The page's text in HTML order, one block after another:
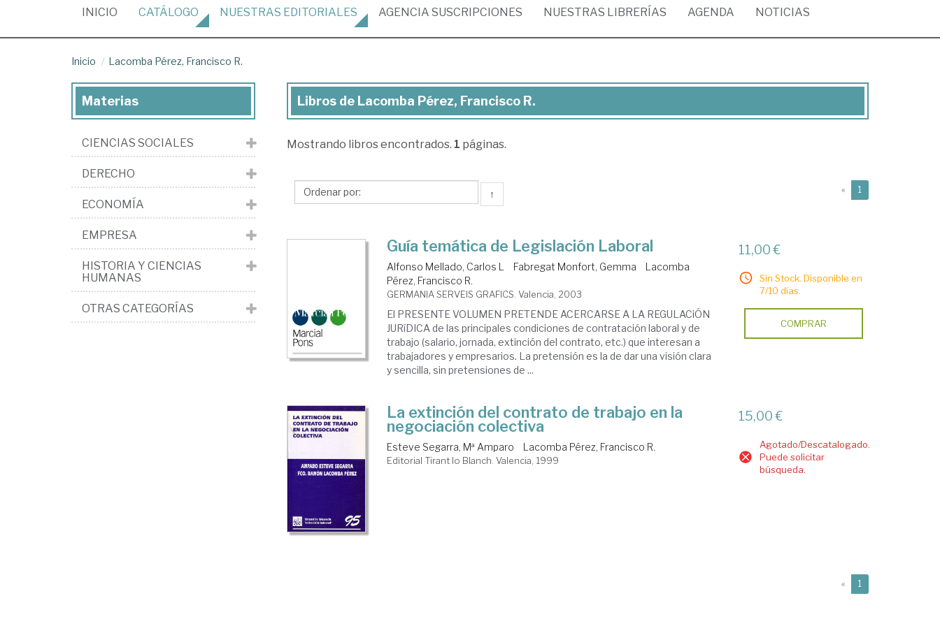
INICIO (CURRENT)
CATÁLOGO NUESTRAS EDITORIALES AGENCIA SUSCRIPCIONES NUESTRAS LIBRERÍAS AGENDA NOTICIAS
Inicio Lacomba Pérez, Francisco R.
Libros
Lacomba
Francisco
Libros de Lacomba Pérez, Francisco R.
Mostrando libros encontrados. 1 páginas.
↑ « 1
Guía temática de Legislación Laboral
Alfonso Mellado, Carlos L Fabregat Monfort, Gemma
Lacomba
Pérez, Francisco R.
GERMANIA SERVEIS GRAFICS. Valencia, 2003
El PRESENTE VOLUMEN PRETENDE ACERCARSE A LA REGULACiÓN
JURíDICA de las principales condiciones de contratación laboral y de
trabajo (salario, jornada, extinción del contrato, etc.) que interesan a
trabajadores y empresarios. La pretensión es la de dar una visión clara
y sencilla, sin pretensiones de ...
11,00 €
Sin Stock. Disponible en
7/10 días.
COMPRAR
La extinción del contrato de trabajo en la
negociación colectiva
Esteve Segarra, Mª Amparo Lacomba Pérez, Francisco R.
Editorial Tirant lo Blanch. Valencia, 1999
15,00 €
Agotado/Descatalogado.
Puede solicitar
búsqueda.
« 1
Materias
CIENCIAS SOCIALES
DERECHO
ECONOMÍA
EMPRESA
HISTORIA Y CIENCIAS
HUMANAS
OTRAS CATEGORÍAS